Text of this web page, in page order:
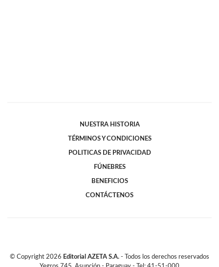
NUESTRA HISTORIA
TÉRMINOS Y CONDICIONES
POLITICAS DE PRIVACIDAD
FÚNEBRES
BENEFICIOS
CONTÁCTENOS
© Copyright 2026 Editorial AZETA S.A. - Todos los derechos reservados